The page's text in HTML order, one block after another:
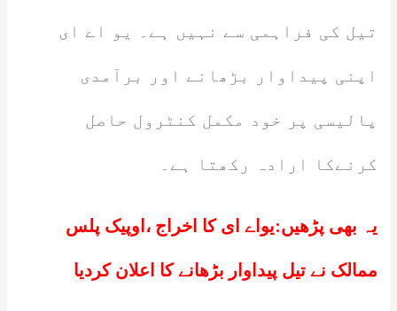
تیل کی فراہمی سے نہیں ہے۔ یو اے ای
اپنی پیداوار بڑھانے اور برآمدی
پالیسی پر خود مکمل کنٹرول حاصل
کرنےکا ارادہ رکھتا ہے۔
یہ بھی پڑھیں:یواے ای کا اخراج ،اوپیک پلس
ممالک نے تیل پیداوار بڑھانے کا اعلان کردیا